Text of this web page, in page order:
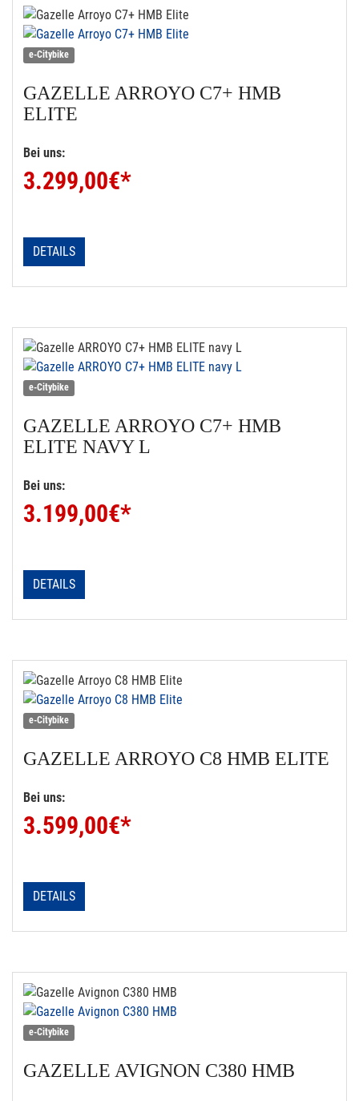
e-Citybike
GAZELLE ARROYO C7+ HMB
ELITE
Bei uns:
3.299,00€*
DETAILS
e-Citybike
GAZELLE ARROYO C7+ HMB
ELITE NAVY L
Bei uns:
3.199,00€*
DETAILS
e-Citybike
GAZELLE ARROYO C8 HMB ELITE
Bei uns:
3.599,00€*
DETAILS
e-Citybike
GAZELLE AVIGNON C380 HMB